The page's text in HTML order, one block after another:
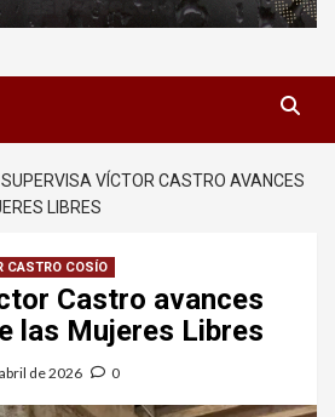
SUPERVISA VÍCTOR CASTRO AVANCES
LIBRES
CASTRO COSÍO
Castro avances
las Mujeres Libres
de 2026 0